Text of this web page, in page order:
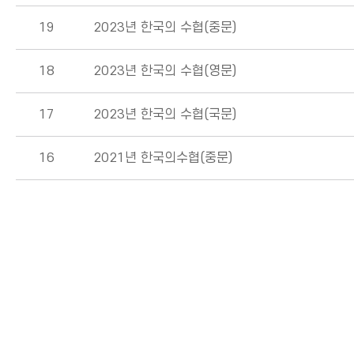
19 2023년 한국의 수협(중문)
18 2023년 한국의 수협(영문)
17 2023년 한국의 수협(국문)
16 2021년 한국의수협(중문)